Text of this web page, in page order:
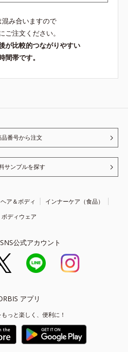
混み合いますので
ご注文ください。
が比較的つながりやすい
間帯です。
品番号から注文
サンプルを探す
ヘア＆ボディ
インナーケア（食品）
ボディウェア
公式アカウント
アプリ
っと楽しく、便利に！